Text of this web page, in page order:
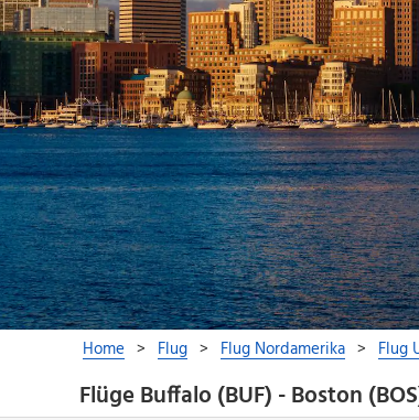
Flüge Buffalo (BUF) - Boston